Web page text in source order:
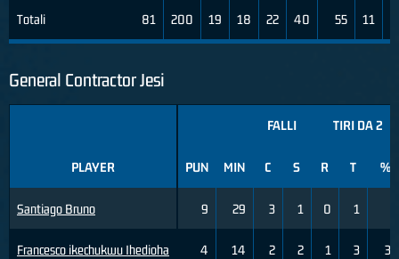
Totali 81 200 19 18 22 40 55 11
General Contractor Jesi
PLAYER
Santiago Bruno
Francesco ikechukwu Ihedioha
FALLI TIRI DA 2
PUN MIN C S R T %
9 29 3 1 0 1
4 14 2 2 1 3 33